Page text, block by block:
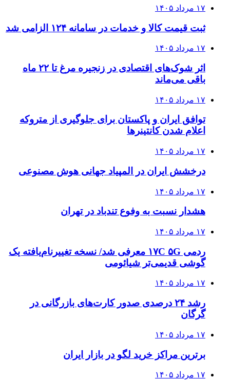
۱۷ مرداد ۱۴۰۵
ثبت قیمت کالا و خدمات در سامانه ۱۲۴ الزامی شد
۱۷ مرداد ۱۴۰۵
اثر شوک‌های اقتصادی در زنجیره مرغ تا ۲۲ ماه
باقی می‌ماند
۱۷ مرداد ۱۴۰۵
توافق ایران و پاکستان برای جلوگیری از متروکه
اعلام شدن کانتینرها
۱۷ مرداد ۱۴۰۵
درخشش ایران در المپیاد جهانی هوش مصنوعی
۱۷ مرداد ۱۴۰۵
هشدار نسبت به وفوع تندباد در تهران
۱۷ مرداد ۱۴۰۵
ردمی ۱۷C ۵G معرفی شد/ نسخه تغییرنام‌یافته یک
گوشی قدیمی‌تر شیائومی
۱۷ مرداد ۱۴۰۵
رشد ۲۴ درصدی صدور کارت‌های بازرگانی در
گرگان
۱۷ مرداد ۱۴۰۵
برترین مراکز خرید لگو در بازار ایران
۱۷ مرداد ۱۴۰۵